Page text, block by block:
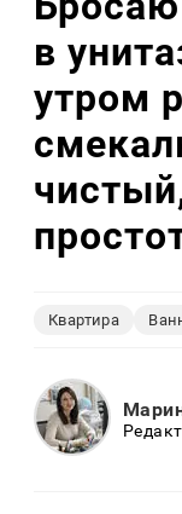
в
утром
Квартира